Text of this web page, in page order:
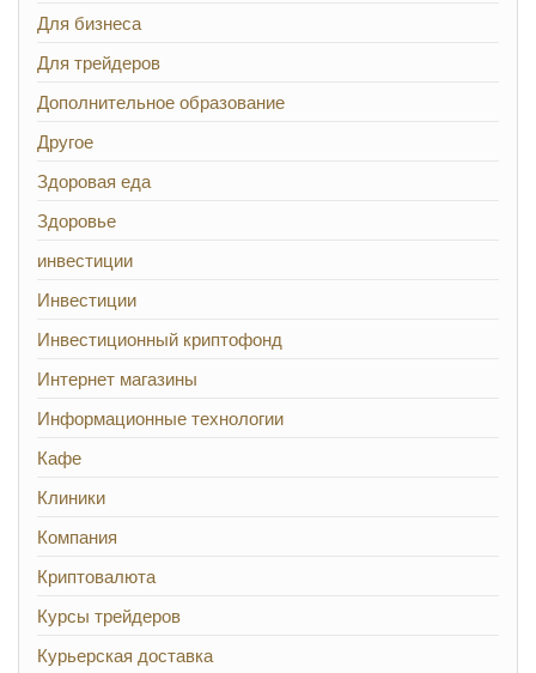
Для бизнеса
Для трейдеров
Дополнительное образование
Другое
Здоровая еда
Здоровье
инвестиции
Инвестиции
Инвестиционный криптофонд
Интернет магазины
Информационные технологии
Кафе
Клиники
Компания
Криптовалюта
Курсы трейдеров
Курьерская доставка